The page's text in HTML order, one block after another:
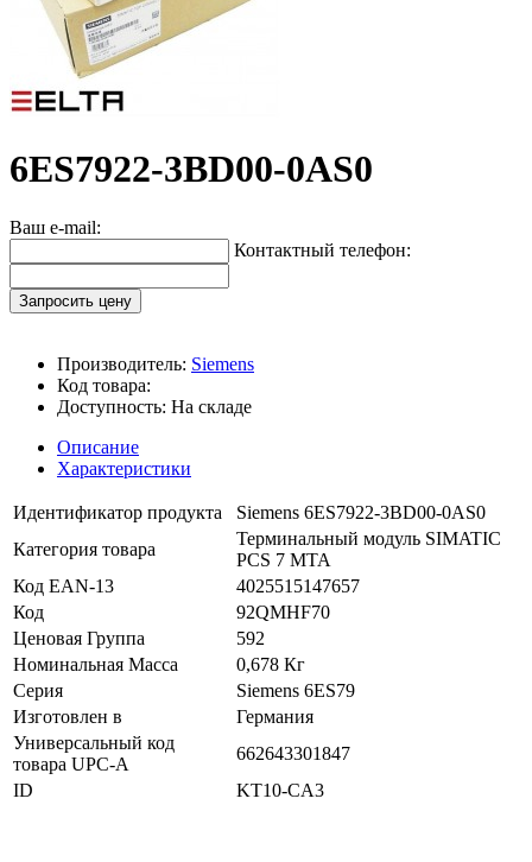
6ES7922-3BD00-0AS0
Ваш e-mail:
Контактный телефон:
Запросить цену
Производитель: Siemens
Код товара:
Доступность: На складе
Описание
Характеристики
Идентификатор продукта
Siemens 6ES7922-3BD00-0AS0
Категория товара
Терминальный модуль SIMATIC
PCS 7 MTA
Код EAN-13
4025515147657
Код
92QMHF70
Ценовая Группа
592
Номинальная Масса
0,678 Кг
Серия
Siemens 6ES79
Изготовлен в
Германия
Универсальный код
товара UPC-A
662643301847
ID
KT10-CA3